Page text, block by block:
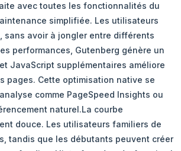
avec toutes les fonctionnalités du
simplifiée. Les utilisateurs
avoir à jongler entre différents
performances, Gutenberg génère un
JavaScript supplémentaires améliore
pages. Cette optimisation native se
comme PageSpeed Insights ou
naturel.La courbe
douce. Les utilisateurs familiers de
tandis que les débutants peuvent créer